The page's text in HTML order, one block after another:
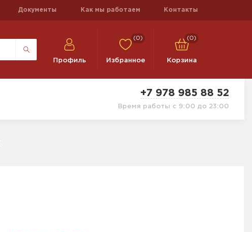
Документы Как мы работаем Контакты
Профиль
(0)
Избранное
(0)
Корзина
+7 978 985 88 52
Время работы с 9:00 до 23:00